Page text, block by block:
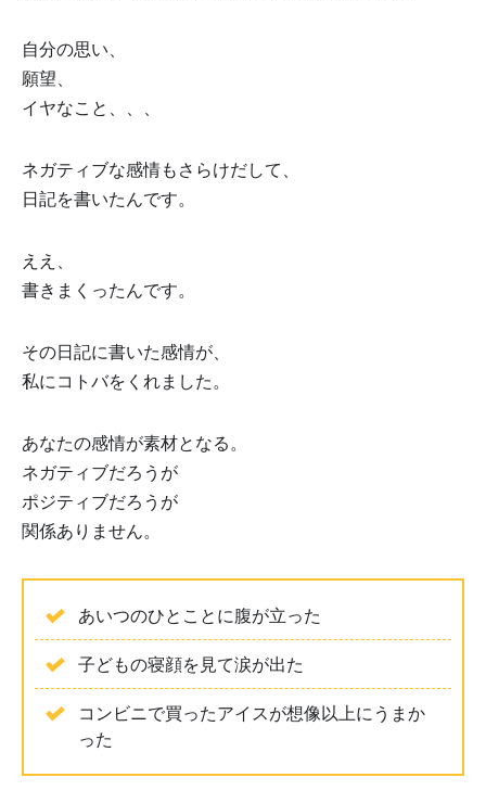
自分の思い、
願望、
イヤなこと、、、
ネガティブな感情もさらけだして、
日記を書いたんです。
ええ、
書きまくったんです。
その日記に書いた感情が、
私にコトバをくれました。
あなたの感情が素材となる。
ネガティブだろうが
ポジティブだろうが
関係ありません。
あいつのひとことに腹が立った
子どもの寝顔を見て涙が出た
コンビニで買ったアイスが想像以上にうまか
った